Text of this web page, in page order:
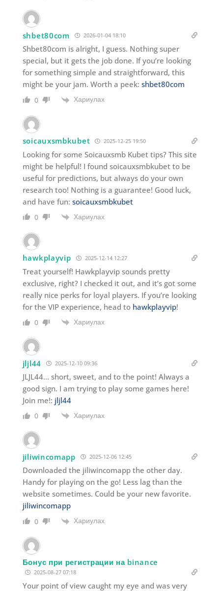
shbet80com 2026-01-04 18:10
Shbet80com is alright, I guess. Nothing super
special, but it gets the job done. If you’re looking
for something simple and straightforward, this
might be your jam. Worth a peek: shbet80com
0 Хариулах
soicauxsmbkubet 2025-12-25 19:50
Looking for some Soicauxsmb Kubet tips? This site
might be helpful! I found soicauxsmbkubet to be
useful for predictions, but always do your own
research too! Nothing is a guarantee! Good luck,
and have fun: soicauxsmbkubet
0 Хариулах
hawkplayvip 2025-12-14 12:27
Treat yourself! Hawkplayvip sounds pretty
exclusive, right? I checked it out, and it’s got some
really nice perks for loyal players. If you’re looking
for the VIP experience, head to hawkplayvip!
0 Хариулах
jljl44 2025-12-10 09:36
JLJL44… short, sweet, and to the point! Always a
good sign. I am trying to play some games here!
Join me!: jljl44
0 Хариулах
jiliwincomapp 2025-12-06 12:45
Downloaded the jiliwincomapp the other day.
Handy for playing on the go! Less lag than the
website sometimes. Could be your new favorite.
jiliwincomapp
0 Хариулах
Бонус при регистрации на binance
2025-08-27 07:18
Your point of view caught my eye and was very